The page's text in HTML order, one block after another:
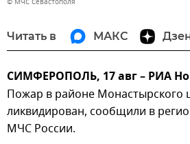
Читать в МАКС
СИМФЕРОПОЛЬ, 17 авг – РИА
Пожар в районе Монастырского
ликвидирован, сообщили в
МЧС России.